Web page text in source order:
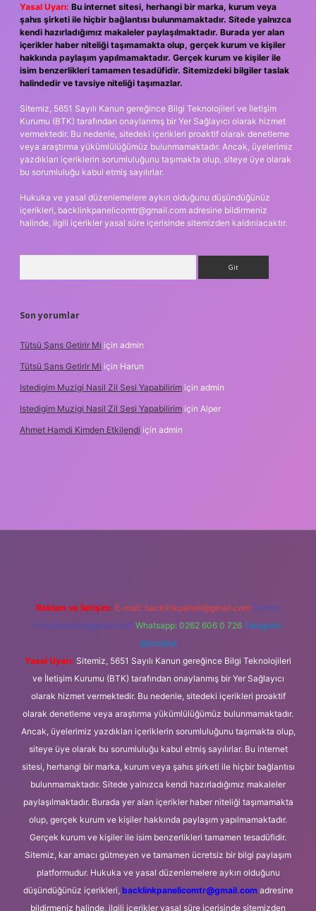
Yasal Uyarı: Bu internet sitesi, herhangi bir marka, kurum veya
şahıs şirketi ile hiçbir bağlantısı bulunmamaktadır. Sitede yalnızca
kendi hazırladığımız makaleler paylaşılmaktadır. Burada yer alan
içerikler haber niteliği taşımamakta olup, gerçek kurum ve kişiler
hakkında paylaşım yapılmamaktadır. Gerçek kurum ve kişiler ile
isim benzerlikleri tamamen tesadüfidir. Sitemizdeki bilgiler taslak
halindedir ve tavsiye niteliği taşımazlar.
Sitemiz, 5651 Sayılı Kanun gereğince Bilgi Teknolojileri ve İletişim
Kurumu (BTK) tarafından onaylanmış bir Yer Sağlayıcı olarak hizmet
vermektedir. Bu nedenle, sitedeki içerikleri proaktif olarak denetleme
veya araştırma yükümlülüğümüz bulunmamaktadır. Ancak, üyelerimiz
yazdıkları içeriklerin sorumluluğunu taşımakta olup, siteye üye olarak
bu sorumluluğu kabul etmiş sayılırlar.
Hukuka ve yasal düzenlemelere aykırı olduğunu düşündüğünüz
içerikleri, backlinkpanelicomtr@gmail.com adresine bildirmeniz
halinde, ilgili içerikler yasal süre içerisinde sitemizden kaldırılacaktır.
Son yorumlar
Tütsü Şans Getirir Mi için admin
Tütsü Şans Getirir Mi için Harun
Istedigim Muzigi Nasil Zil Sesi Yapabilirim için admin
Istedigim Muzigi Nasil Zil Sesi Yapabilirim için Alper
Ahmet Hamdi Kimden Etkilendi için admin
Reklam ve İletişim: E-mail: backlinkpaneli@gmail.com Teams:
forumhizmeti@gmail.com Whatsapp: 0262 606 0 726 Telegram:
@karabul
Yasal Uyarı: Sitemiz, 5651 Sayılı Kanun gereğince Bilgi Teknolojileri
ve İletişim Kurumu (BTK) tarafından onaylanmış bir Yer Sağlayıcı
olarak hizmet vermektedir. Bu nedenle, sitedeki içerikleri proaktif
olarak denetleme veya araştırma yükümlülüğümüz bulunmamaktadır.
Ancak, üyelerimiz yazdıkları içeriklerin sorumluluğunu taşımakta olup,
siteye üye olarak bu sorumluluğu kabul etmiş sayılırlar. Bu internet
sitesi, herhangi bir marka, kurum veya şahıs şirketi ile hiçbir bağlantısı
bulunmamaktadır. Sitede yalnızca kendi hazırladığımız makaleler
paylaşılmaktadır. Burada yer alan içerikler haber niteliği taşımamakta
olup, gerçek kurum ve kişiler hakkında paylaşım yapılmamaktadır.
Gerçek kurum ve kişiler ile isim benzerlikleri tamamen tesadüfidir.
Sitemiz, kar amacı gütmeyen ve tamamen ücretsiz bir bilgi paylaşım
platformudur. Hukuka ve yasal düzenlemelere aykırı olduğunu
düşündüğünüz içerikleri, backlinkpanelicomtr@gmail.comadresine
bildirmeniz halinde, ilgili içerikler yasal süre içerisinde sitemizden